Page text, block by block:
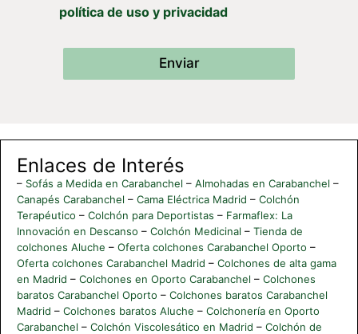
política de uso y privacidad
Enviar
Enlaces de Interés
– Sofás a Medida en Carabanchel – Almohadas en Carabanchel –
Canapés Carabanchel – Cama Eléctrica Madrid – Colchón
Terapéutico – Colchón para Deportistas – Farmaflex: La
Innovación en Descanso – Colchón Medicinal – Tienda de
colchones Aluche – Oferta colchones Carabanchel Oporto –
Oferta colchones Carabanchel Madrid – Colchones de alta gama
en Madrid – Colchones en Oporto Carabanchel – Colchones
baratos Carabanchel Oporto – Colchones baratos Carabanchel
Madrid – Colchones baratos Aluche – Colchonería en Oporto
Carabanchel – Colchón Viscolesático en Madrid – Colchón de